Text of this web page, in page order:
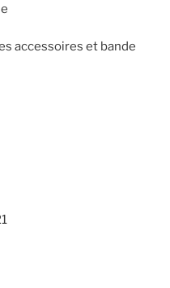
accessoires et bande